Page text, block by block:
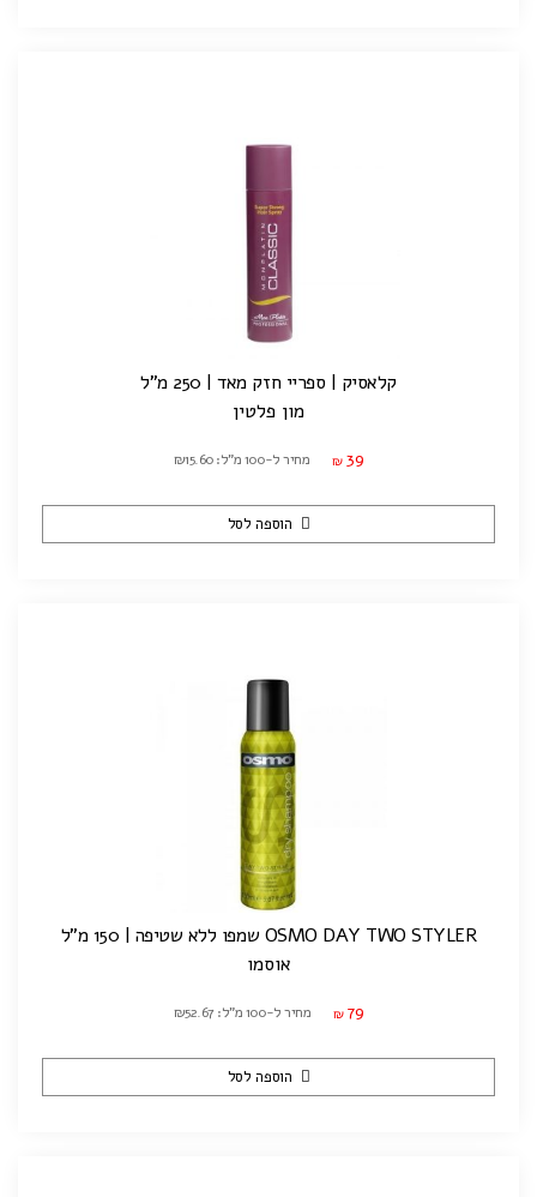
קלאסיק | ספריי חזק מאד | 250 מ"ל
מון פלטין
₪ 39 מחיר ל-100 מ"ל: ₪15.60
הוספה לסל
OSMO DAY TWO STYLER שמפו ללא שטיפה | 150 מ"ל
אוסמו
₪ 79 מחיר ל-100 מ"ל: ₪52.67
הוספה לסל